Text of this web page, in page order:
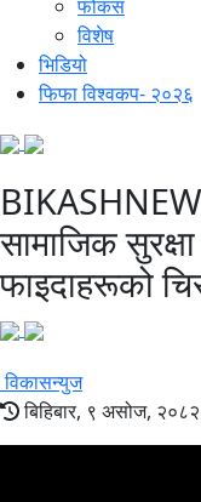
फोकस
विशेष
भिडियो
फिफा विश्वकप- २०२६
सामाजिक
फाइदाहरूको
विकासन्युज
बिहिबार, ९ असोज,